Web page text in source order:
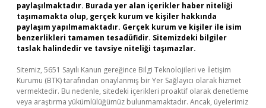
paylaşılmaktadır. Burada yer alan içerikler haber niteliği
taşımamakta olup, gerçek kurum ve kişiler hakkında
paylaşım yapılmamaktadır. Gerçek kurum ve kişiler ile isim
benzerlikleri tamamen tesadüfidir. Sitemizdeki bilgiler
taslak halindedir ve tavsiye niteliği taşımazlar.
Sitemiz, 5651 Sayılı Kanun gereğince Bilgi Teknolojileri ve İletişim
Kurumu (BTK) tarafından onaylanmış bir Yer Sağlayıcı olarak hizmet
vermektedir. Bu nedenle, sitedeki içerikleri proaktif olarak denetleme
veya araştırma yükümlülüğümüz bulunmamaktadır. Ancak, üyelerimiz